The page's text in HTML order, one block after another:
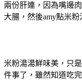
兩份肝連，因為嘴邊
大腸，然後amy點米粉
米粉湯湯鮮味美，只
件事了，雖然知道吃